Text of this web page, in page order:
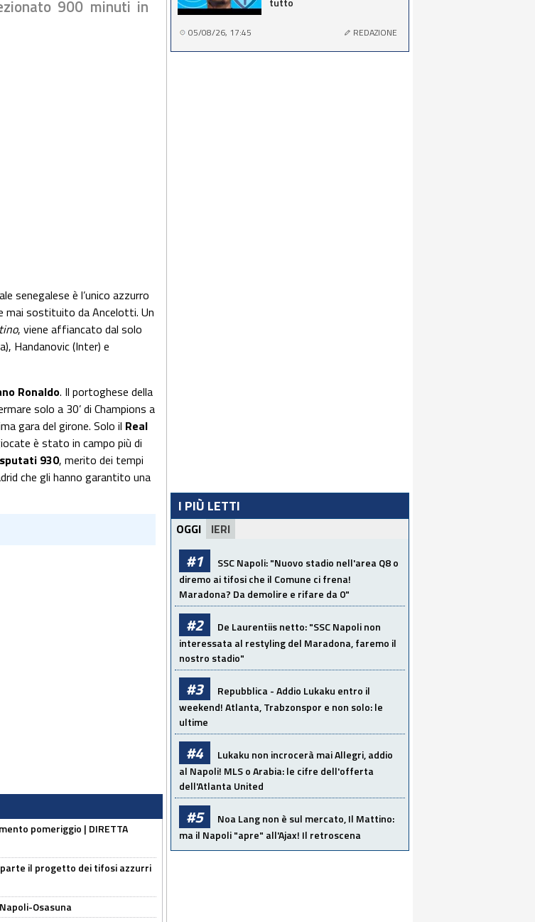
900 minuti in
senegalese è l’unico azzurro
mai sostituito da Ancelotti. Un
, viene affiancato dal solo
Handanovic (Inter) e
Ronaldo. Il portoghese della
solo a 30’ di Champions a
gara del girone. Solo il Real
è stato in campo più di
930, merito dei tempi
che gli hanno garantito una
pomeriggio | DIRETTA
il progetto dei tifosi azzurri
Osasuna
05/08/26, 17:45 REDAZIONE
I PIÙ LETTI
OGGI IERI
#1
SSC Napoli: "Nuovo stadio nell'area Q8 o
diremo ai tifosi che il Comune ci frena!
Maradona? Da demolire e rifare da 0"
#2
De Laurentiis netto: "SSC Napoli non
interessata al restyling del Maradona, faremo il
nostro stadio"
#3
Repubblica - Addio Lukaku entro il
weekend! Atlanta, Trabzonspor e non solo: le
ultime
#4
Lukaku non incrocerà mai Allegri, addio
al Napoli! MLS o Arabia: le cifre dell'offerta
dell'Atlanta United
#5
Noa Lang non è sul mercato, Il Mattino:
ma il Napoli "apre" all'Ajax! Il retroscena